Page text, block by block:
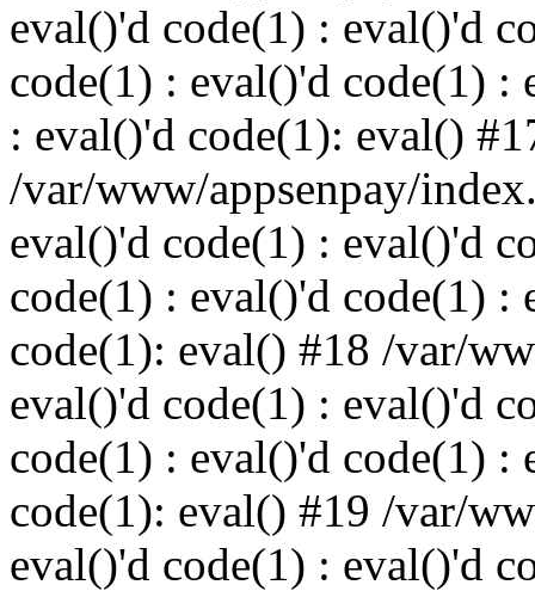
eval()'d code(1) : eval()'d
code(1) : eval()'d code(1) :
: eval()'d code(1): eval()
/var/www/appsenpay/
eval()'d code(1) : eval()'d
code(1) : eval()'d code(1) :
code(1): eval() #18 /var/
eval()'d code(1) : eval()'d
code(1) : eval()'d code(1) :
code(1): eval() #19 /var/
eval()'d code(1) : eval()'d